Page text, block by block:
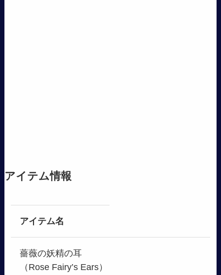
アイテム情報
アイテム名
薔薇の妖精の耳
（Rose Fairy’s Ears）